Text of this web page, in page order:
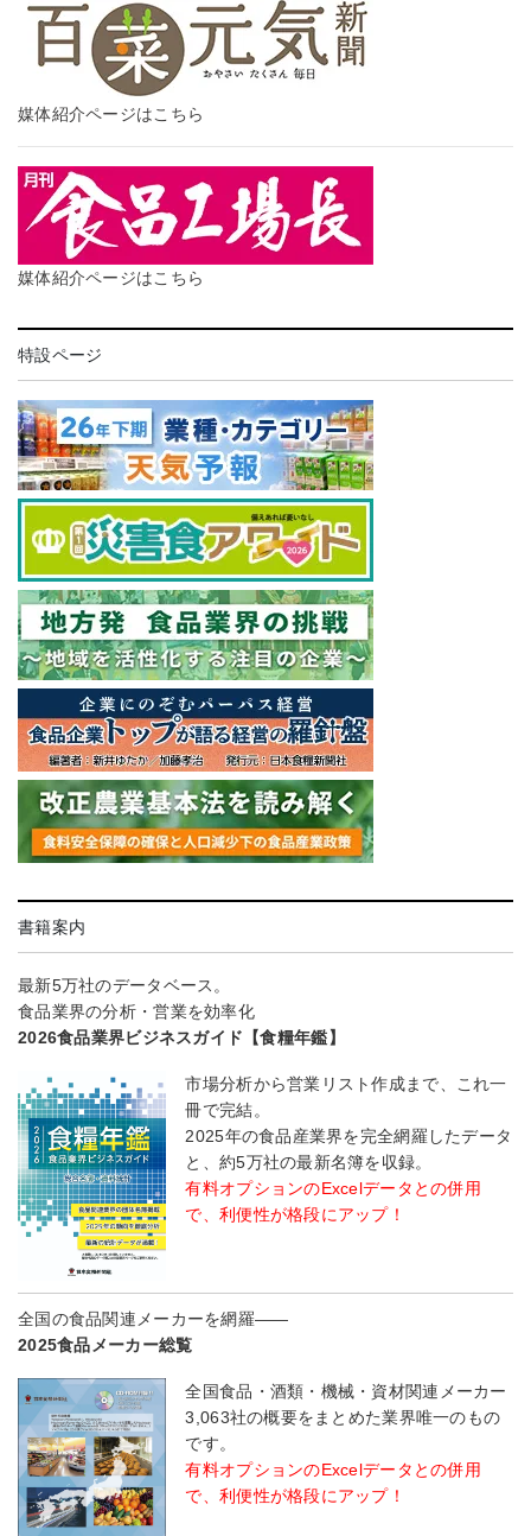
媒体紹介ページはこちら
媒体紹介ページはこちら
特設ページ
書籍案内
最新5万社のデータベース。
食品業界の分析・営業を効率化
2026食品業界ビジネスガイド【食糧年鑑】
市場分析から営業リスト作成まで、これ一
冊で完結。
2025年の食品産業界を完全網羅したデータ
と、約5万社の最新名簿を収録。
有料オプションのExcelデータとの併用
で、利便性が格段にアップ！
全国の食品関連メーカーを網羅――
2025食品メーカー総覧
全国食品・酒類・機械・資材関連メーカー
3,063社の概要をまとめた業界唯一のもの
です。
有料オプションのExcelデータとの併用
で、利便性が格段にアップ！